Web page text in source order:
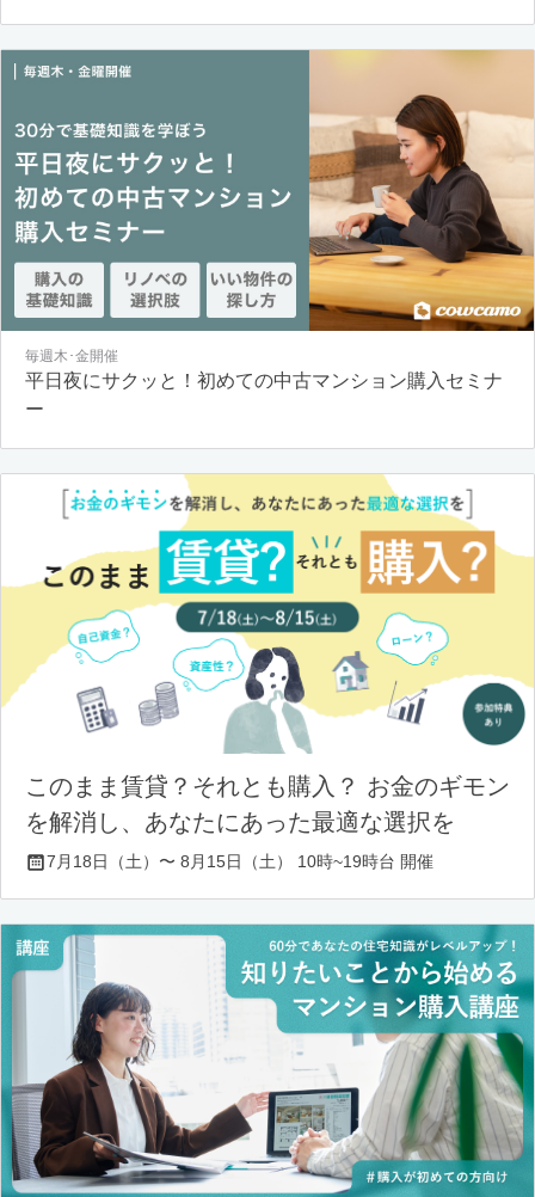
毎週木･金開催
平日夜にサクッと！初めての中古マンション購入セミナ
ー
このまま賃貸？それとも購入？ お金のギモン
を解消し、あなたにあった最適な選択を
7月18日（土）〜 8月15日（土） 10時~19時台 開催